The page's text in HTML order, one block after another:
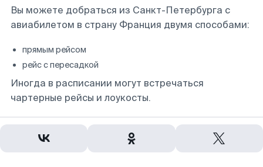
Вы можете добраться из Санкт-Петербурга с
авиабилетом в страну Франция двумя способами:
прямым рейсом
рейс с пересадкой
Иногда в расписании могут встречаться
чартерные рейсы и лоукосты.